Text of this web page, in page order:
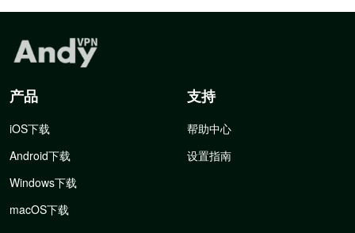
产品
iOS下载
Android下载
Windows下载
macOS下载
支持
帮助中心
设置指南